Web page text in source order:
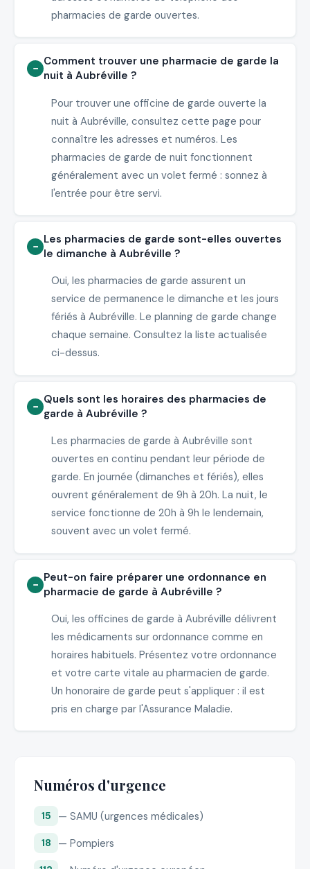
pharmacies de garde ouvertes.
Comment trouver une pharmacie de garde la
nuit à Aubréville ?
Pour trouver une officine de garde ouverte la
nuit à Aubréville, consultez cette page pour
connaître les adresses et numéros. Les
pharmacies de garde de nuit fonctionnent
généralement avec un volet fermé : sonnez à
l'entrée pour être servi.
Les pharmacies de garde sont-elles ouvertes
le dimanche à Aubréville ?
Oui, les pharmacies de garde assurent un
service de permanence le dimanche et les jours
fériés à Aubréville. Le planning de garde change
chaque semaine. Consultez la liste actualisée
ci-dessus.
Quels sont les horaires des pharmacies de
garde à Aubréville ?
Les pharmacies de garde à Aubréville sont
ouvertes en continu pendant leur période de
garde. En journée (dimanches et fériés), elles
ouvrent généralement de 9h à 20h. La nuit, le
service fonctionne de 20h à 9h le lendemain,
souvent avec un volet fermé.
Peut-on faire préparer une ordonnance en
pharmacie de garde à Aubréville ?
Oui, les officines de garde à Aubréville délivrent
les médicaments sur ordonnance comme en
horaires habituels. Présentez votre ordonnance
et votre carte vitale au pharmacien de garde.
Un honoraire de garde peut s'appliquer : il est
pris en charge par l'Assurance Maladie.
Numéros d'urgence
15 — SAMU (urgences médicales)
18 — Pompiers